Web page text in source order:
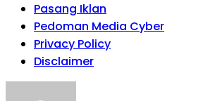
Pasang Iklan
Pedoman Media Cyber
Privacy Policy
Disclaimer